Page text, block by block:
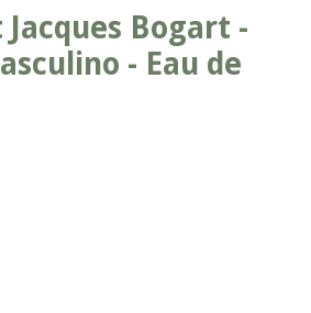
Jacques Bogart -
- Eau de